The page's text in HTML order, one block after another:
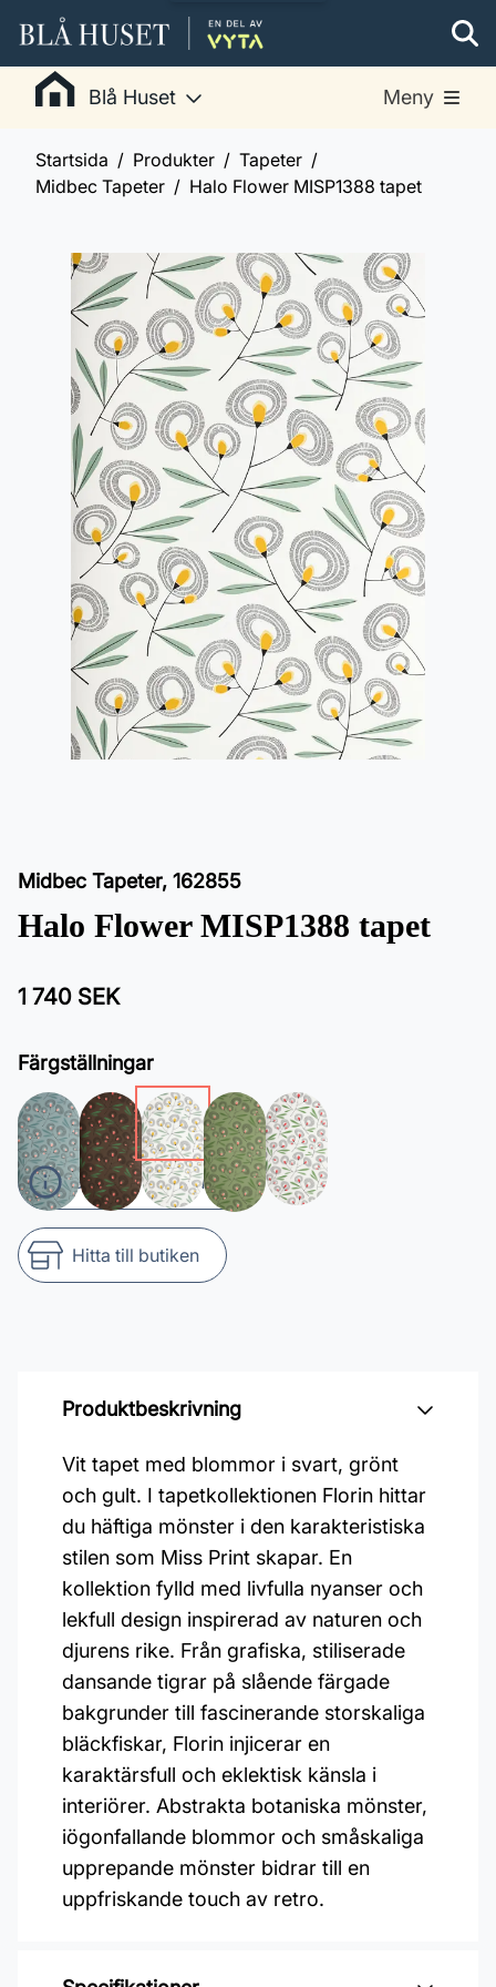
Blå Huset Meny
Startsida Produkter
Tapeter
Midbec Tapeter
Halo Flower MISP1388 tapet
Midbec Tapeter, 162855
Halo Flower MISP1388 tapet
1 740 SEK
Färgställningar
Beräkna antal rullar
Hitta till butiken
Produktbeskrivning
Vit tapet med blommor i svart, grönt
och gult. I tapetkollektionen Florin hittar
du häftiga mönster i den karakteristiska
stilen som Miss Print skapar. En
kollektion fylld med livfulla nyanser och
lekfull design inspirerad av naturen och
djurens rike. Från grafiska, stiliserade
dansande tigrar på slående färgade
bakgrunder till fascinerande storskaliga
bläckfiskar, Florin injicerar en
karaktärsfull och eklektisk känsla i
interiörer. Abstrakta botaniska mönster,
iögonfallande blommor och småskaliga
upprepande mönster bidrar till en
uppfriskande touch av retro.